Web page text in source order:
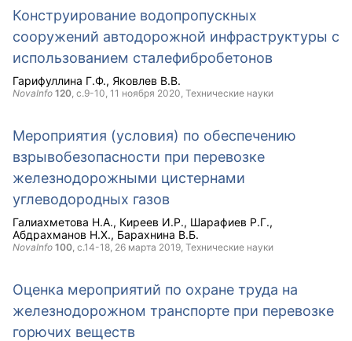
Конструирование водопропускных
сооружений автодорожной инфраструктуры с
использованием сталефибробетонов
Гарифуллина Г.Ф. Яковлев В.В.
NovaInfo 120, с.9-10, 11 ноября 2020, Технические науки
Мероприятия (условия) по обеспечению
взрывобезопасности при перевозке
железнодорожными цистернами
углеводородных газов
Галиахметова Н.А. Киреев И.Р. Шарафиев Р.Г.
Абдрахманов Н.Х. Барахнина В.Б.
NovaInfo 100, с.14-18, 26 марта 2019, Технические науки
Оценка мероприятий по охране труда на
железнодорожном транспорте при перевозке
горючих веществ